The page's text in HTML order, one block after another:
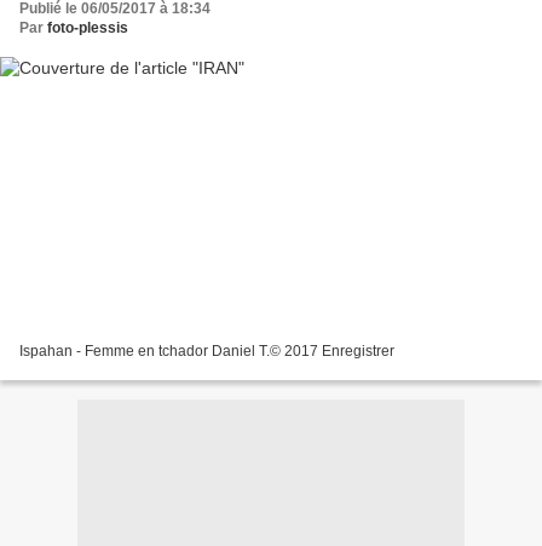
Publié le 06/05/2017 à 18:34
Par foto-plessis
Ispahan - Femme en tchador Daniel T.© 2017 Enregistrer